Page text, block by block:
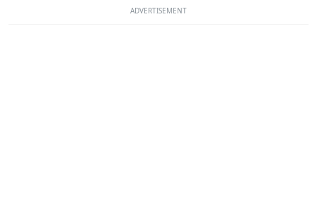
ADVERTISEMENT